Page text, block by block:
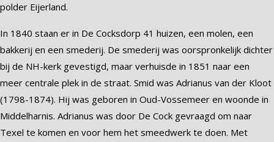
polder Eijerland.
In 1840 staan er in De Cocksdorp 41 huizen, een molen, een
bakkerij en een smederij. De smederij was oorspronkelijk dichter
bij de NH-kerk gevestigd, maar verhuisde in 1851 naar een
meer centrale plek in de straat. Smid was Adrianus van der Kloot
(1798-1874). Hij was geboren in Oud-Vossemeer en woonde in
Middelharnis. Adrianus was door De Cock gevraagd om naar
Texel te komen en voor hem het smeedwerk te doen. Met